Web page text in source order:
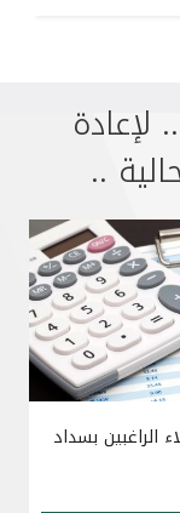
لإعادة
..
الراغبين بسداد